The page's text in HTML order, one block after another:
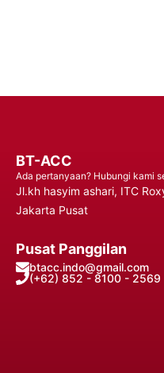
BT-ACC
Ada pertanyaan? Hubungi kami
Jl.kh hasyim ashari, ITC
Jakarta Pusat
Pusat Panggilan
btacc.indo@gmail.com
(+62) 852 - 8100 - 2569